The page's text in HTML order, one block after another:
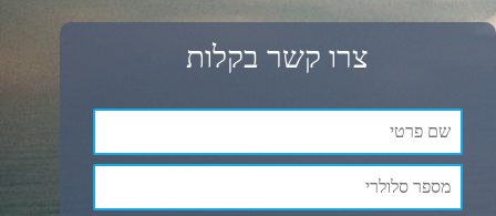
צרו קשר בקלות